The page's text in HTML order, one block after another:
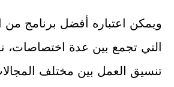
ويمكن اعتباره أفضل برنامج من
التي تجمع بين عدة اختصاصات،
تنسيق العمل بين مختلف